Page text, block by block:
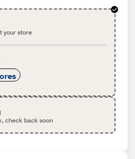
your store
check back soon